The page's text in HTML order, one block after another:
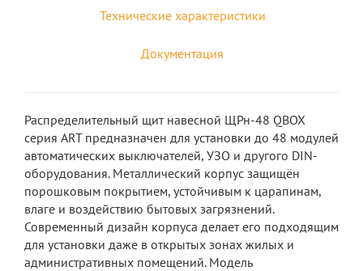
Технические характеристики
Документация
Распределительный щит навесной ЩРн-48 QBOX
серия ART предназначен для установки до 48 модулей
автоматических выключателей, УЗО и другого DIN-
оборудования. Металлический корпус защищён
порошковым покрытием, устойчивым к царапинам,
влаге и воздействию бытовых загрязнений.
Современный дизайн корпуса делает его подходящим
для установки даже в открытых зонах жилых и
административных помещений. Модель